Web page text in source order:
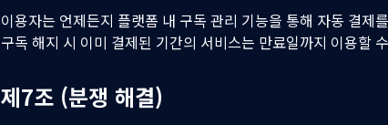
이용자는 언제든지 플랫폼 내 구독 관리 기능을 통해 자동 결제
구독 해지 시 이미 결제된 기간의 서비스는 만료일까지 이용할
제7조 (분쟁 해결)